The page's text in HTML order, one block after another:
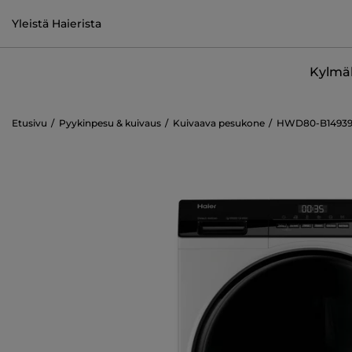
Yleistä Haierista
Etusivu Pyykinpesu & kuivaus Kuivaava pesukone HWD80-B14939